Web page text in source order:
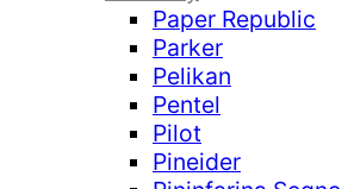
Paper Republic
Parker
Pelikan
Pentel
Pilot
Pineider